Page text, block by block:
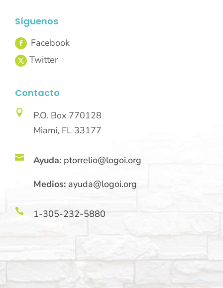
Síguenos
Contacto

P.O. Box 770128
Miami, FL 33177
 Ayuda: ptorrelio@logoi.org
Medios: ayuda@logoi.org
 1-305-232-5880